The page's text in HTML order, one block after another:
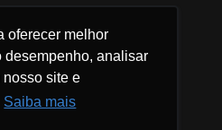
oferecer melhor
desempenho, analisar
site e
Saiba mais